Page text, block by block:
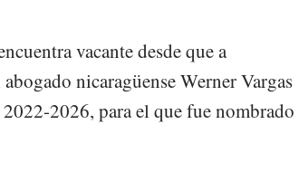
vacante desde que a
nicaragüense Werner Vargas
2026, para el que fue nombrado